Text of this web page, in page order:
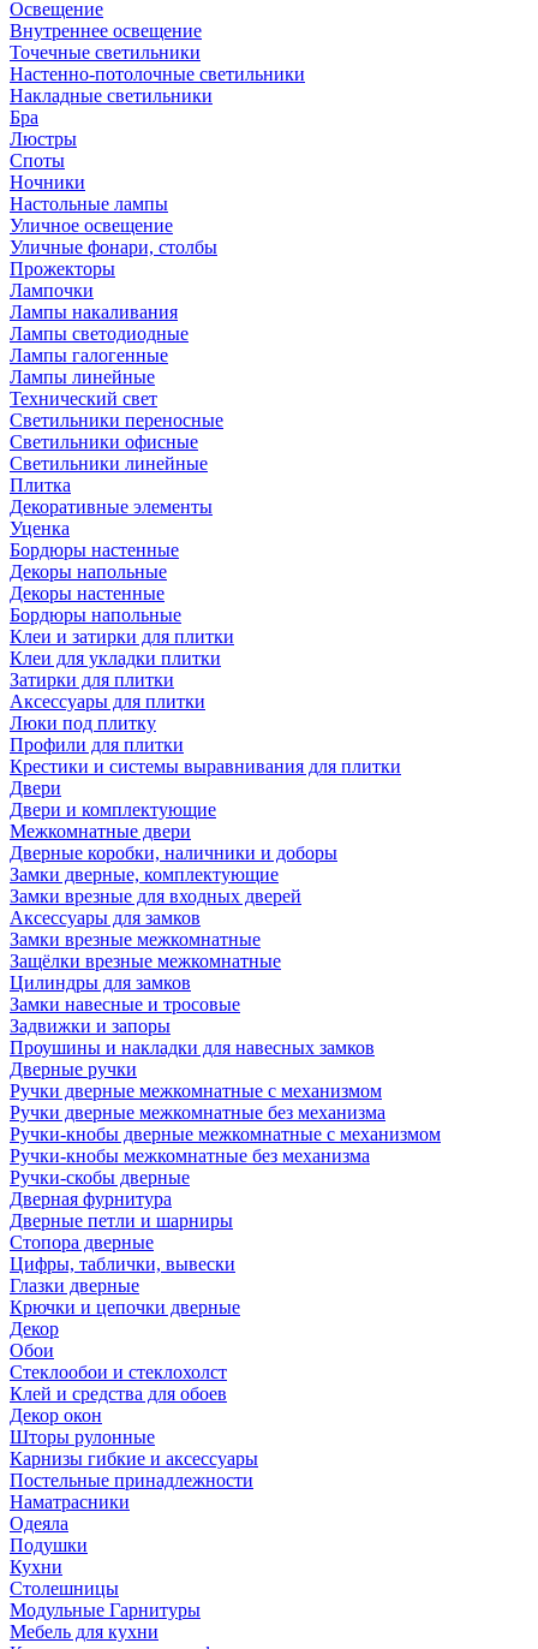
Освещение
Внутреннее освещение
Точечные светильники
Настенно-потолочные светильники
Накладные светильники
Бра
Люстры
Споты
Ночники
Настольные лампы
Уличное освещение
Уличные фонари, столбы
Прожекторы
Лампочки
Лампы накаливания
Лампы светодиодные
Лампы галогенные
Лампы линейные
Технический свет
Светильники переносные
Светильники офисные
Светильники линейные
Плитка
Декоративные элементы
Уценка
Бордюры настенные
Декоры напольные
Декоры настенные
Бордюры напольные
Клеи и затирки для плитки
Клеи для укладки плитки
Затирки для плитки
Аксессуары для плитки
Люки под плитку
Профили для плитки
Крестики и системы выравнивания для плитки
Двери
Двери и комплектующие
Межкомнатные двери
Дверные коробки, наличники и доборы
Замки дверные, комплектующие
Замки врезные для входных дверей
Аксессуары для замков
Замки врезные межкомнатные
Защёлки врезные межкомнатные
Цилиндры для замков
Замки навесные и тросовые
Задвижки и запоры
Проушины и накладки для навесных замков
Дверные ручки
Ручки дверные межкомнатные с механизмом
Ручки дверные межкомнатные без механизма
Ручки-кнобы дверные межкомнатные с механизмом
Ручки-кнобы межкомнатные без механизма
Ручки-скобы дверные
Дверная фурнитура
Дверные петли и шарниры
Стопора дверные
Цифры, таблички, вывески
Глазки дверные
Крючки и цепочки дверные
Декор
Обои
Стеклообои и стеклохолст
Клей и средства для обоев
Декор окон
Шторы рулонные
Карнизы гибкие и аксессуары
Постельные принадлежности
Наматрасники
Одеяла
Подушки
Кухни
Столешницы
Модульные Гарнитуры
Мебель для кухни